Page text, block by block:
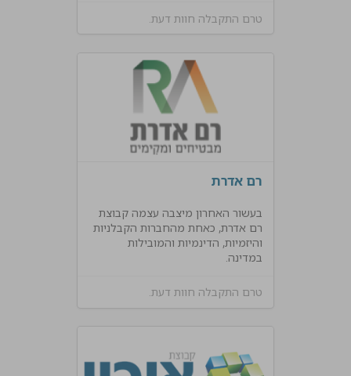
טרם התקבלה חוות דעת.
רם אדרת
בעשור האחרון מיצבה עצמה קבוצת
רם אדרת, כאחת מהחברות הקבלניות
והיזמיות, הדינמיות והמובילות
במדינה.
טרם התקבלה חוות דעת.